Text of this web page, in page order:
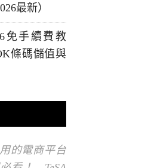
最新）
免手續費教
條碼儲值與
的電商平台